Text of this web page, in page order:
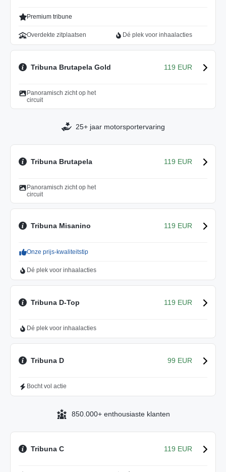
Premium tribune
Overdekte zitplaatsen Dé plek voor inhaalacties
Tribuna Brutapela Gold 119 EUR
Panoramisch zicht op het
circuit
25+ jaar motorsportervaring
Tribuna Brutapela 119 EUR
Panoramisch zicht op het
circuit
Tribuna Misanino 119 EUR
Onze prijs-kwaliteitstip
Dé plek voor inhaalacties
Tribuna D-Top 119 EUR
Dé plek voor inhaalacties
Tribuna D 99 EUR
Bocht vol actie
850.000+ enthousiaste klanten
Tribuna C 119 EUR